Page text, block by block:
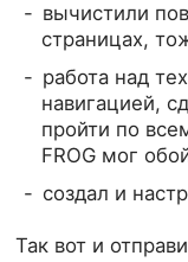
вычистили
страницах,
работа над
навигацией,
пройти по
FROG мог
создал и
Так вот и